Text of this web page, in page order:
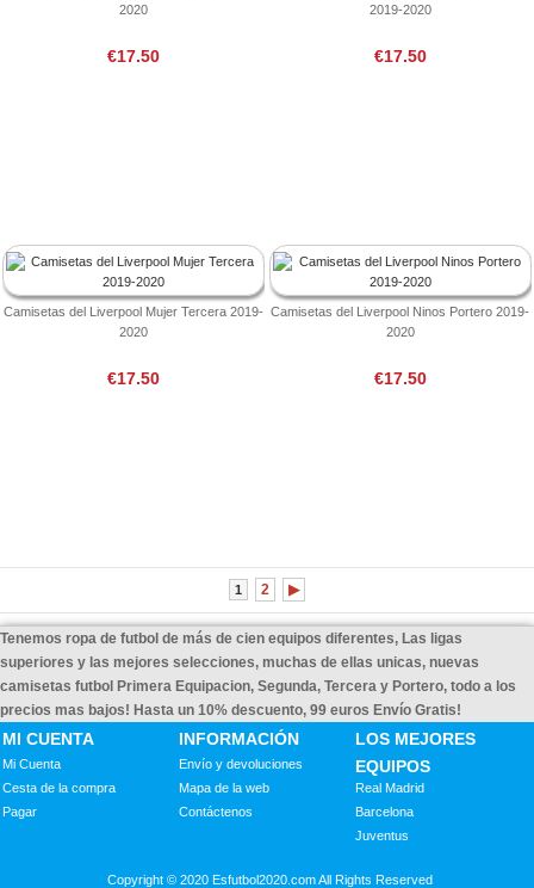
2020
€17.50
2019-2020
€17.50
Camisetas del Liverpool Mujer Tercera 2019-
2020
€17.50
Camisetas del Liverpool Ninos Portero 2019-
2020
€17.50
1 2 ▶
Tenemos ropa de futbol de más de cien equipos diferentes, Las ligas
superiores y las mejores selecciones, muchas de ellas unicas, nuevas
camisetas futbol Primera Equipacion, Segunda, Tercera y Portero, todo a los
precios mas bajos! Hasta un 10% descuento, 99 euros Envío Gratis!
MI CUENTA
Mi Cuenta
Cesta de la compra
Pagar
INFORMACIÓN
Envío y devoluciones
Mapa de la web
Contáctenos
LOS MEJORES
EQUIPOS
Real Madrid
Barcelona
Juventus
Copyright © 2020 Esfutbol2020.com All Rights Reserved